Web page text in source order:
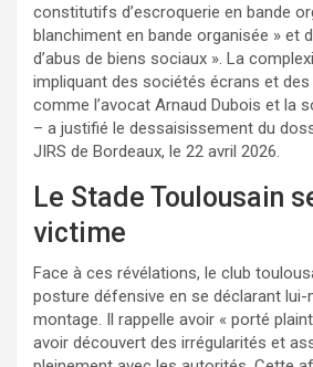
constitutifs d’escroquerie en bande
blanchiment en bande organisée » et
d’abus de biens sociaux ». La
impliquant des sociétés écrans et
comme l’avocat Arnaud Dubois et la
– a justifié le dessaisissement du
JIRS de Bordeaux, le 22 avril 2026.
Le Stade Toulousain
victime
Face à ces révélations, le club
posture défensive en se déclarant
montage. Il rappelle avoir « porté
avoir découvert des irrégularités et